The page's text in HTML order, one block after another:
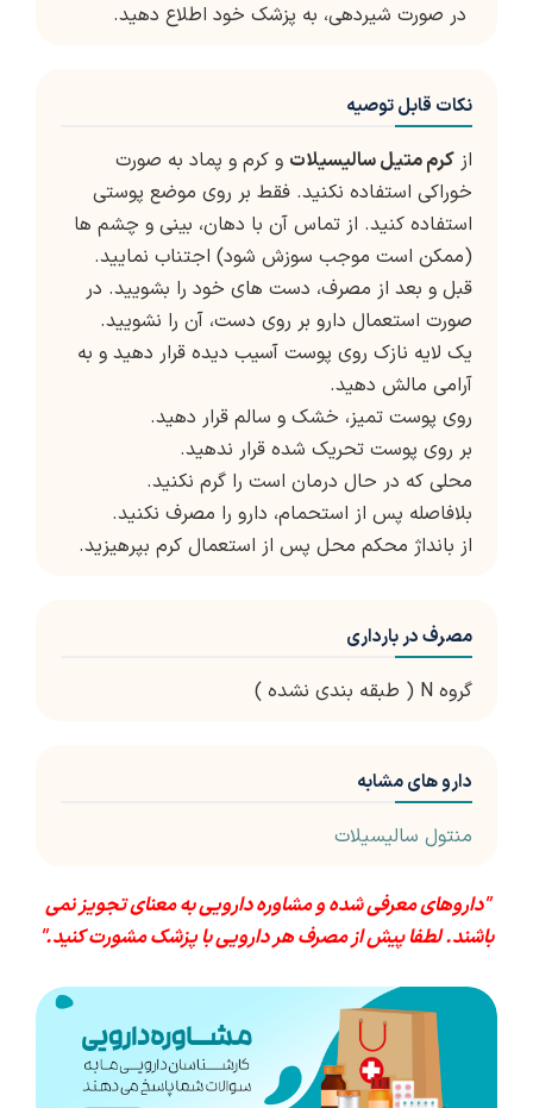
در صورت شیردهی، به پزشک خود اطلاع دهید.
نکات قابل توصیه
از کرم متیل سالیسیلات و کرم و پماد به صورت
خوراکی استفاده نکنید. فقط بر روی موضع پوستی
استفاده کنید. از تماس آن با دهان، بینی و چشم ها
(ممکن است موجب سوزش شود) اجتناب نمایید.
قبل و بعد از مصرف، دست های خود را بشویید. در
صورت استعمال دارو بر روی دست، آن را نشویید.
یک لایه نازک روی پوست آسیب دیده قرار دهید و به
آرامی مالش دهید.
روی پوست تمیز، خشک و سالم قرار دهید.
بر روی پوست تحریک شده قرار ندهید.
محلی که در حال درمان است را گرم نکنید.
بلافاصله پس از استحمام، دارو را مصرف نکنید.
از بانداژ محکم محل پس از استعمال کرم بپرهیزید.
مصرف در بارداری
گروه N ( طبقه بندی نشده )
دارو های مشابه
منتول سالیسیلات
"داروهای معرفی شده و مشاوره دارویی به معنای تجویز نمی
باشند. لطفا پیش از مصرف هر دارویی با پزشک مشورت کنید."